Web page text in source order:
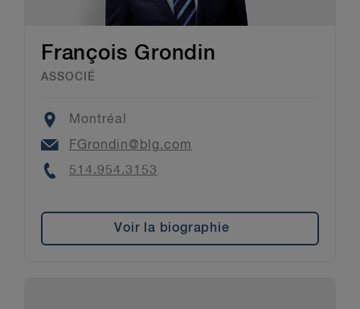
François Grondin
ASSOCIÉ
Location
Montréal
Email
FGrondin@blg.com
Phone
514.954.3153
Voir la biographie